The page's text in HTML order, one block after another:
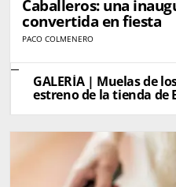
Caballeros: una
convertida en fiesta
PACO COLMENERO
GALERÍA | Muelas de
estreno de la tienda de